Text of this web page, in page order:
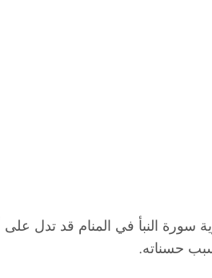
سورة النبأ في المنام قد تدل
حسناته.